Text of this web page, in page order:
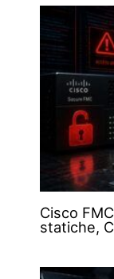
Cisco
statiche,